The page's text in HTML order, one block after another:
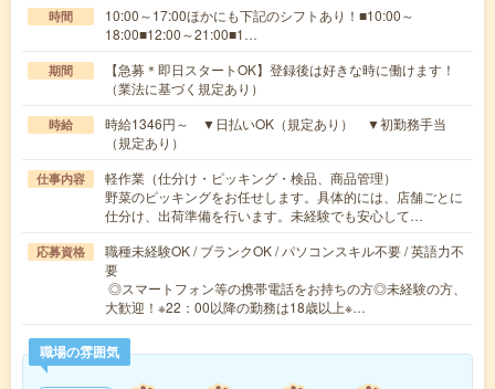
時間
10:00～17:00ほかにも下記のシフトあり！■10:00～
18:00■12:00～21:00■1…
期間
【急募＊即日スタートOK】登録後は好きな時に働けます！
（業法に基づく規定あり）
時給
時給1346円～ ▼日払いOK（規定あり） ▼初勤務手当
（規定あり）
仕事内容
軽作業（仕分け・ピッキング・検品、商品管理）
野菜のピッキングをお任せします。具体的には、店舗ごとに
仕分け、出荷準備を行います。未経験でも安心して…
応募資格
職種未経験OK / ブランクOK / パソコンスキル不要 / 英語力不
要
◎スマートフォン等の携帯電話をお持ちの方◎未経験の方、
大歓迎！※22：00以降の勤務は18歳以上※…
職場の雰囲気